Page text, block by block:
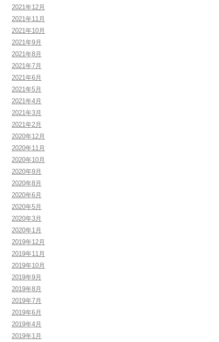
2021年12月
2021年11月
2021年10月
2021年9月
2021年8月
2021年7月
2021年6月
2021年5月
2021年4月
2021年3月
2021年2月
2020年12月
2020年11月
2020年10月
2020年9月
2020年8月
2020年6月
2020年5月
2020年3月
2020年1月
2019年12月
2019年11月
2019年10月
2019年9月
2019年8月
2019年7月
2019年6月
2019年4月
2019年1月